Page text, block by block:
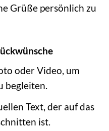
Grüße persönlich zu
oder Video, um
begleiten.
Text, der auf das
ist.